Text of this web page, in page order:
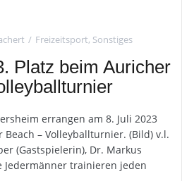
Freizeitsport, Sonstiges
Platz beim Auricher
errangen am 8. Juli 2023
– Volleyballturnier. (Bild) v.l.
(Gastspielerin), Dr. Markus
Jedermänner trainieren jeden